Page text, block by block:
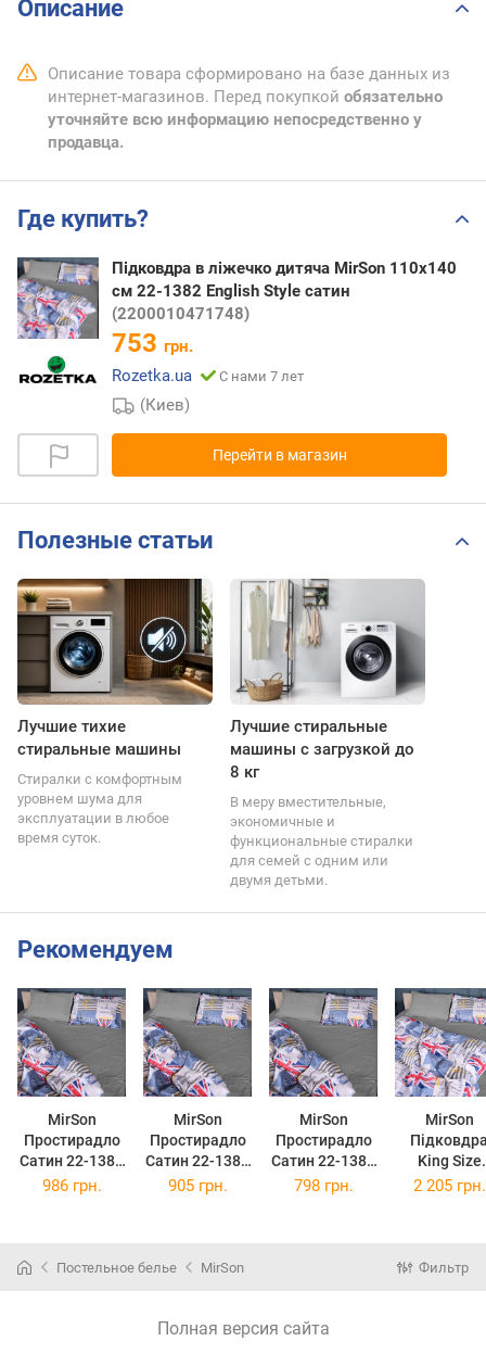
Описание
Описание товара сформировано на базе данных из
интернет-магазинов. Перед покупкой обязательно
уточняйте всю информацию непосредственно у
продавца.
Где купить?
Підковдра в ліжечко дитяча MirSon 110x140
см 22-1382 English Style сатин
(2200010471748)
753 грн.
Rozetka.ua
С нами 7 лет
(Киев)
Перейти в магазин
Полезные статьи
Лучшие тихие
стиральные машины
Стиралки с комфортным
уровнем шума для
эксплуатации в любое
время суток.
Лучшие стиральные
машины с загрузкой до
8 кг
В меру вместительные,
экономичные и
функциональные стиралки
для семей с одним или
двумя детьми.
Рекомендуем
MirSon
Простирадло
Сатин 22-1382
English Style
MirSon
Простирадло
Сатин 22-1382
English Style
MirSon
Простирадло
Сатин 22-1382
English Style
MirSon
King Size
220x240 см
986 грн. 905 грн. 798 грн. 2 205 грн.
Постельное белье MirSon Фильтр
Полная версия сайта